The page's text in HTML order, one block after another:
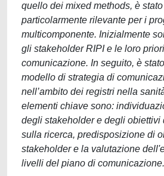
quello dei mixed methods, è
particolarmente rilevante per i
multicomponente. Inizialmente
gli stakeholder RIPI e le loro
comunicazione. In seguito, è
modello di strategia di
nell’ambito dei registri nella
elementi chiave sono:
degli stakeholder e degli obiettivi
sulla ricerca, predisposizione di
stakeholder e la valutazione
livelli del piano di comunicazione.